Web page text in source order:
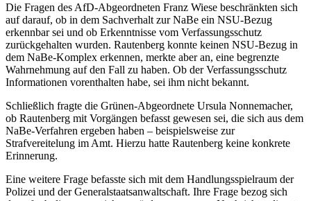
Die Fragen des AfD-Abgeordneten Franz Wiese beschränkten sich
auf darauf, ob in dem Sachverhalt zur NaBe ein NSU-Bezug
erkennbar sei und ob Erkenntnisse vom Verfassungsschutz
zurückgehalten wurden. Rautenberg konnte keinen NSU-Bezug in
dem NaBe-Komplex erkennen, merkte aber an, eine begrenzte
Wahrnehmung auf den Fall zu haben. Ob der Verfassungsschutz
Informationen vorenthalten habe, sei ihm nicht bekannt.
Schließlich fragte die Grünen-Abgeordnete Ursula Nonnemacher,
ob Rautenberg mit Vorgängen befasst gewesen sei, die sich aus dem
NaBe-Verfahren ergeben haben – beispielsweise zur
Strafvereitelung im Amt. Hierzu hatte Rautenberg keine konkrete
Erinnerung.
Eine weitere Frage befasste sich mit dem Handlungsspielraum der
Polizei und der Generalstaatsanwaltschaft. Ihre Frage bezog sich